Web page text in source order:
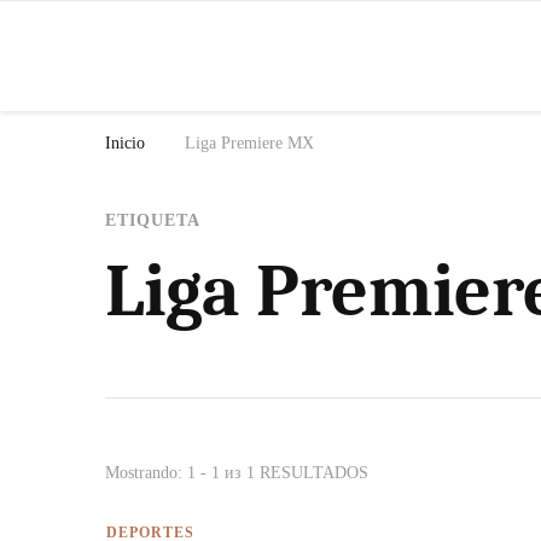
Inicio Liga Premiere MX
ETIQUETA
Liga
Mostrando: 1 - 1 из 1 RESULTADOS
DEPORTES